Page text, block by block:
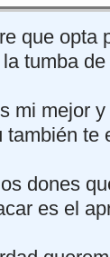
que opta
la tumba
mi mejor
también te
dones
es el